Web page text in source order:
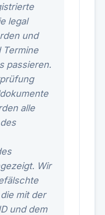
legal
und
Termine
passieren.
alle
Wir
mit der
und dem